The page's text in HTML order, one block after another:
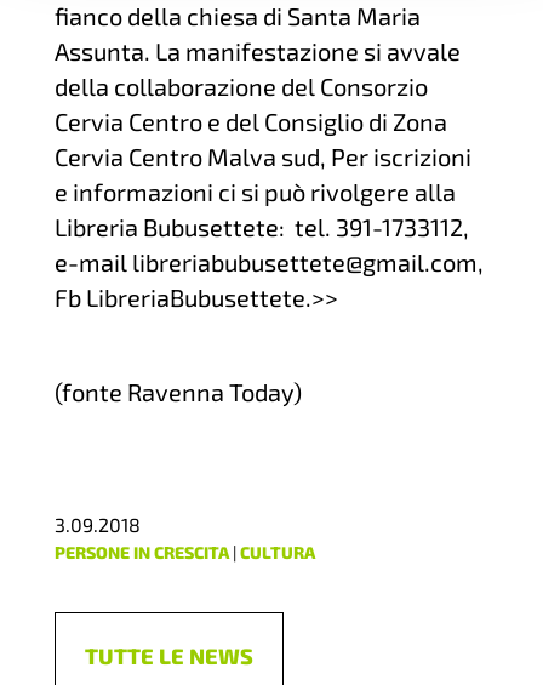
fianco della chiesa di Santa Maria
Assunta. La manifestazione si avvale
della collaborazione del Consorzio
Cervia Centro e del Consiglio di Zona
Cervia Centro Malva sud, Per iscrizioni
e informazioni ci si può rivolgere alla
Libreria Bubusettete: tel. 391-1733112,
e-mail libreriabubusettete@gmail.com,
Fb LibreriaBubusettete.>>
(fonte Ravenna Today)
3.09.2018
PERSONE IN CRESCITA|CULTURA
TUTTE LE NEWS